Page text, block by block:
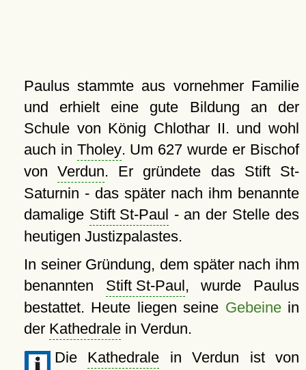
Paulus stammte aus vornehmer Familie
und erhielt eine gute Bildung an der
Schule von König Chlothar II. und wohl
auch in Tholey. Um 627 wurde er Bischof
vonVerdun. Er gründete das Stift St-
Saturnin - das später nach ihm benannte
damalige Stift St-Paul - an der Stelle des
heutigen Justizpalastes.
In seiner Gründung, dem später nach ihm
benannten Stift St-Paul, wurde Paulus
bestattet. Heute liegen seine Gebeinein
der Kathedralein Verdun.
Die Kathedrale in Verdun ist von